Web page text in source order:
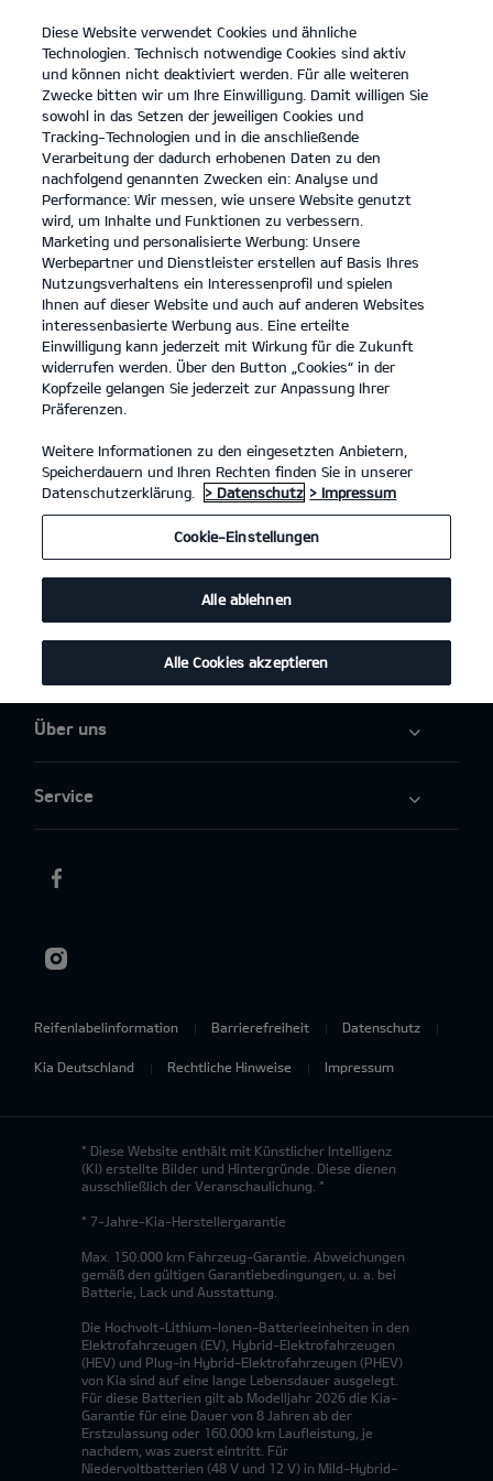
open
menu
KONTAKT
KONTAKT UNTERNEHMEN
KONTAKT UNTERNEHMEN
Modelle
Business
Über uns
Service
Reifenlabelinformation Barrierefreiheit Datenschutz
Kia Deutschland Rechtliche Hinweise Impressum
* Diese Website enthält mit Künstlicher Intelligenz
(KI) erstellte Bilder und Hintergründe. Diese dienen
ausschließlich der Veranschaulichung. *
* 7-Jahre-Kia-Herstellergarantie
Max. 150.000 km Fahrzeug-Garantie. Abweichungen
gemäß den gültigen Garantiebedingungen, u. a. bei
Batterie, Lack und Ausstattung.
Die Hochvolt-Lithium-Ionen-Batterieeinheiten in den
Elektrofahrzeugen (EV), Hybrid-Elektrofahrzeugen
(HEV) und Plug-in Hybrid-Elektrofahrzeugen (PHEV)
von Kia sind auf eine lange Lebensdauer ausgelegt.
Für diese Batterien gilt ab Modelljahr 2026 die Kia-
Garantie für eine Dauer von 8 Jahren ab der
Erstzulassung oder 160.000 km Laufleistung, je
nachdem, was zuerst eintritt. Für
Niedervoltbatterien (48 V und 12 V) in Mild-Hybrid-
Diese Website verwendet Cookies und ähnliche
Technologien. Technisch notwendige Cookies sind aktiv
und können nicht deaktiviert werden. Für alle weiteren
Zwecke bitten wir um Ihre Einwilligung. Damit willigen Sie
sowohl in das Setzen der jeweiligen Cookies und
Tracking-Technologien und in die anschließende
Verarbeitung der dadurch erhobenen Daten zu den
nachfolgend genannten Zwecken ein: Analyse und
Performance: Wir messen, wie unsere Website genutzt
wird, um Inhalte und Funktionen zu verbessern.
Marketing und personalisierte Werbung: Unsere
Werbepartner und Dienstleister erstellen auf Basis Ihres
Nutzungsverhaltens ein Interessenprofil und spielen
Ihnen auf dieser Website und auch auf anderen Websites
interessenbasierte Werbung aus. Eine erteilte
Einwilligung kann jederzeit mit Wirkung für die Zukunft
widerrufen werden. Über den Button „Cookies“ in der
Kopfzeile gelangen Sie jederzeit zur Anpassung Ihrer
Präferenzen.
Weitere Informationen zu den eingesetzten Anbietern,
Speicherdauern und Ihren Rechten finden Sie in unserer
Datenschutzerklärung.
> Datenschutz > Impressum
Cookie-Einstellungen
Alle ablehnen
Alle Cookies akzeptieren